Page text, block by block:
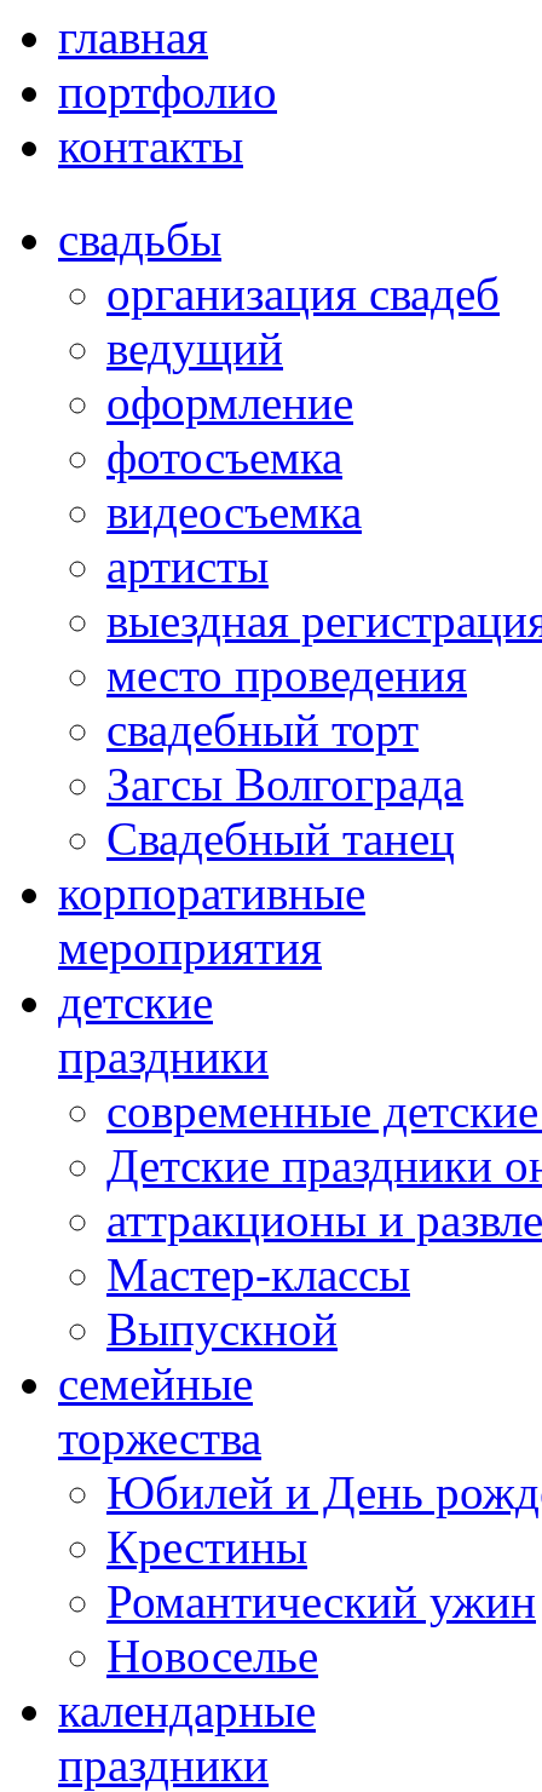
главная
портфолио
контакты
свадьбы
организация свадеб
ведущий
оформление
фотосъемка
видеосъемка
артисты
выездная
место проведения
свадебный торт
Загсы Волгограда
Свадебный танец
корпоративные
мероприятия
детские
праздники
современные
Детские праздники
аттракционы и
Мастер-классы
Выпускной
cемейные
торжества
Юбилей и День
Крестины
Романтический ужин
Новоселье
календарные
праздники